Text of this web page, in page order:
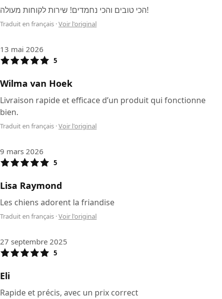
הכי טובים והכי נחמדים! שירות לקוחות מעולה!
Traduit en français ·Voir l'original
13 mai 2026
5
Wilma van Hoek
Livraison rapide et efficace d’un produit qui fonctionne
bien.
Traduit en français ·Voir l'original
9 mars 2026
5
Lisa Raymond
Les chiens adorent la friandise
Traduit en français ·Voir l'original
27 septembre 2025
5
Eli
Rapide et précis, avec un prix correct